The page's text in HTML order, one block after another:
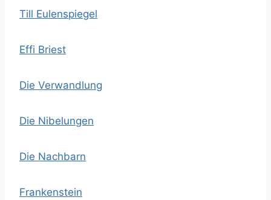
Till Eulenspiegel
Effi Briest
Die Verwandlung
Die Nibelungen
Die Nachbarn
Frankenstein